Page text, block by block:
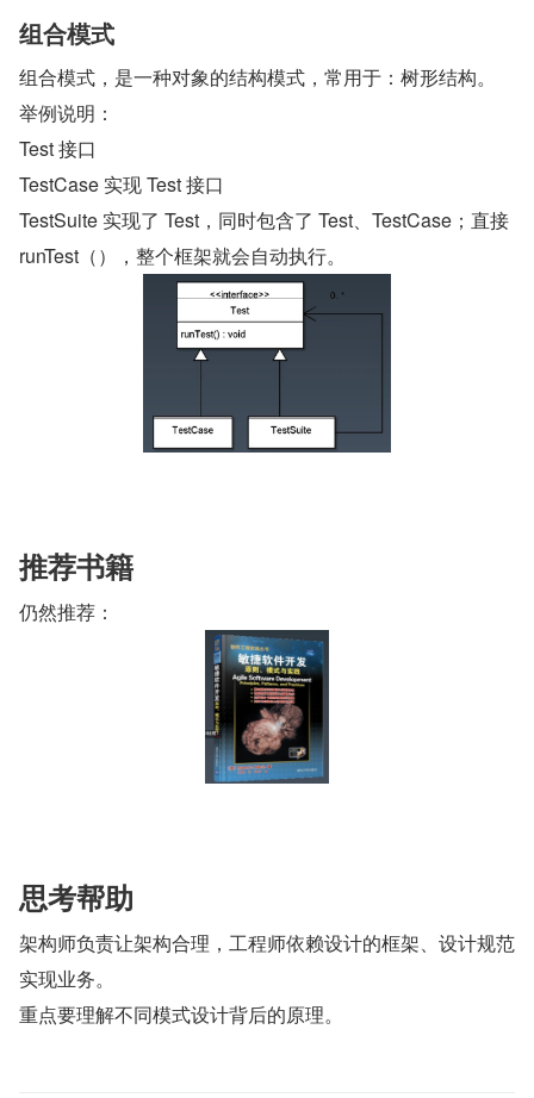
组合模式
组合模式，是一种对象的结构模式，常用于：树形结构。
举例说明：
Test 接口
TestCase 实现 Test 接口
TestSuite 实现了 Test，同时包含了 Test、TestCase；直接
runTest（），整个框架就会自动执行。
推荐书籍
仍然推荐：
思考帮助
架构师负责让架构合理，工程师依赖设计的框架、设计规范
实现业务。
重点要理解不同模式设计背后的原理。